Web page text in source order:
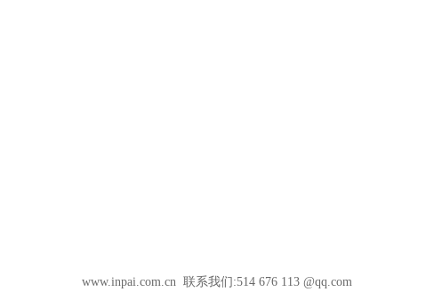
www.inpai.com.cn 联系我们:514 676 113 @qq.com